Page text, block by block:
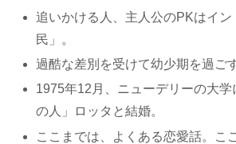
追いかける人、主人公のPKはイン
民」。
過酷な差別を受けて幼少期を過ごす
1975年12月、ニューデリーの大
の人」ロッタと結婚。
ここまでは、よくある恋愛話。こ